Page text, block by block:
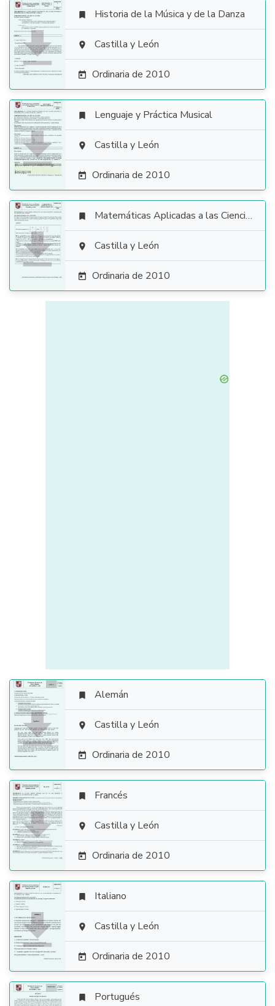

 Historia de la Música y de la Danza
 Castilla y León
 Ordinaria de 2010

 Lenguaje y Práctica Musical
 Castilla y León
 Ordinaria de 2010

 Matemáticas Aplicadas a las Ciencias Sociales
 Castilla y León
 Ordinaria de 2010

 Alemán
 Castilla y León
 Ordinaria de 2010

 Francés
 Castilla y León
 Ordinaria de 2010

 Italiano
 Castilla y León
 Ordinaria de 2010
 Portugués